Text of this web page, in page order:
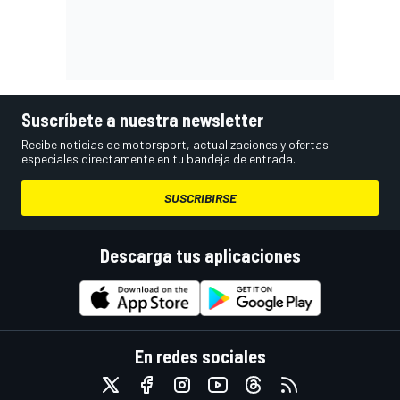
Suscríbete a nuestra newsletter
Recibe noticias de motorsport, actualizaciones y ofertas
especiales directamente en tu bandeja de entrada.
SUSCRIBIRSE
Descarga tus aplicaciones
En redes sociales